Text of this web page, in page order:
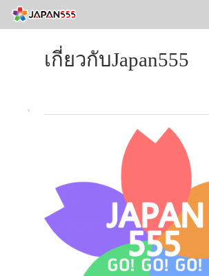
เกี่ยวกับJapan555